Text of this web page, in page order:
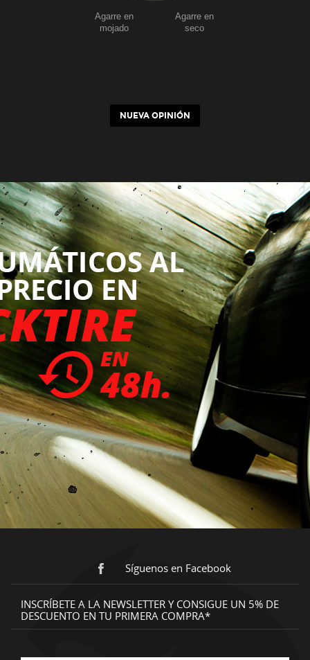
Agarre en
seco
Agarre en
mojado
NUEVA OPINIÓN
Síguenos en Facebook
INSCRÍBETE A LA NEWSLETTER Y CONSIGUE UN 5% DE
DESCUENTO EN TU PRIMERA COMPRA*